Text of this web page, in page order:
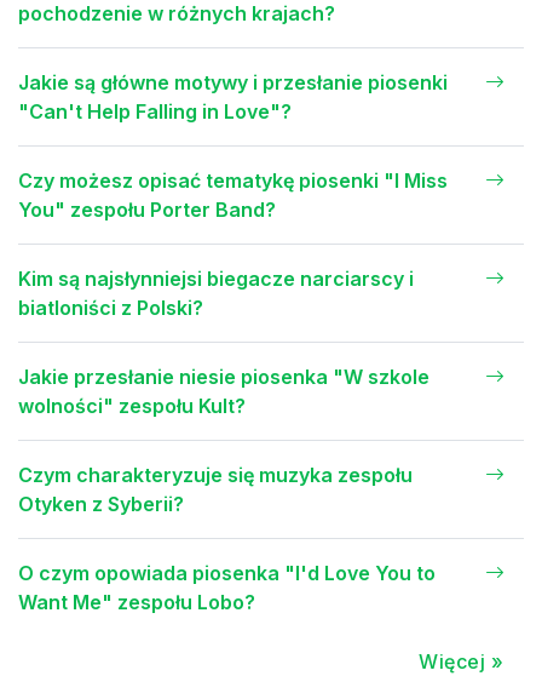
pochodzenie w różnych krajach?
Jakie są główne motywy i przesłanie piosenki
"Can't Help Falling in Love"?
Czy możesz opisać tematykę piosenki "I Miss
You" zespołu Porter Band?
Kim są najsłynniejsi biegacze narciarscy i
biatloniści z Polski?
Jakie przesłanie niesie piosenka "W szkole
wolności" zespołu Kult?
Czym charakteryzuje się muzyka zespołu
Otyken z Syberii?
O czym opowiada piosenka "I'd Love You to
Want Me" zespołu Lobo?
Więcej »